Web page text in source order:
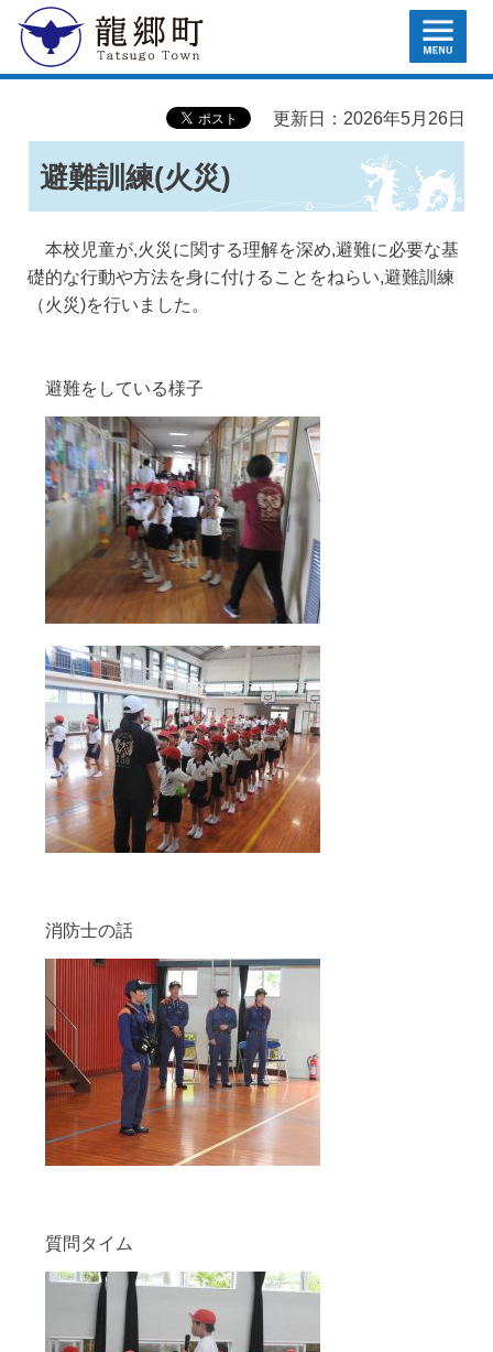
龍郷町 MENU
更新日：2026年5月26日
避難訓練(火災)
本校児童が,火災に関する理解を深め,避難に必要な基
礎的な行動や方法を身に付けることをねらい,避難訓練
（火災)を行いました。
避難をしている様子
消防士の話
質問タイム